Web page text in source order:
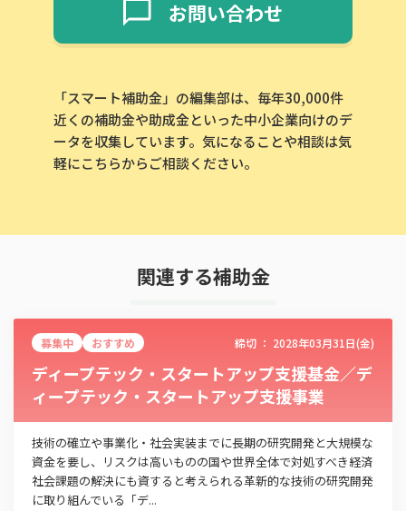
お問い合わせ
「スマート補助金」の編集部は、毎年30,000件
近くの補助金や助成金といった中小企業向けのデ
ータを収集しています。気になることや相談は気
軽にこちらからご相談ください。
関連する補助金
募集中 おすすめ 締切 ： 2028年03月31日(金)
ディープテック・スタートアップ支援基金／デ
ィープテック・スタートアップ支援事業
技術の確立や事業化・社会実装までに長期の研究開発と大規模な
資金を要し、リスクは高いものの国や世界全体で対処すべき経済
社会課題の解決にも資すると考えられる革新的な技術の研究開発
に取り組んでいる「デ...